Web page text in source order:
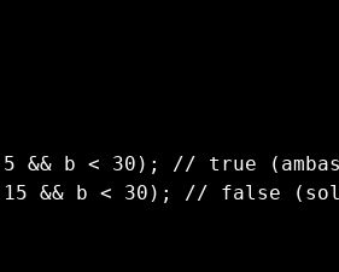
5 && b < 30 ) ;
// true
15 && b < 30 ) ; // false